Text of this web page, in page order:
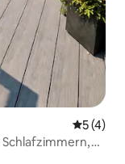
5 (4)